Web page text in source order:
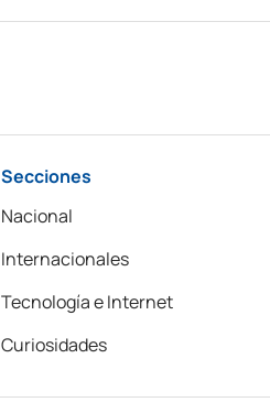
Secciones
Nacional
Internacionales
Tecnología e Internet
Curiosidades